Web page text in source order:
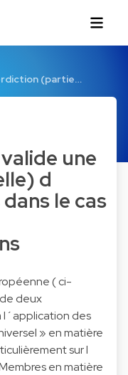
(partie…
une
d
le cas
( ci-
deux
l´application des
» en matière
sur l
en matière